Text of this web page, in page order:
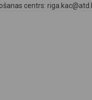
centrs: